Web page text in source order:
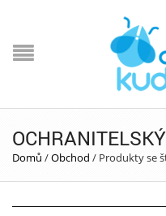
Domů /Obchod / Produkty se